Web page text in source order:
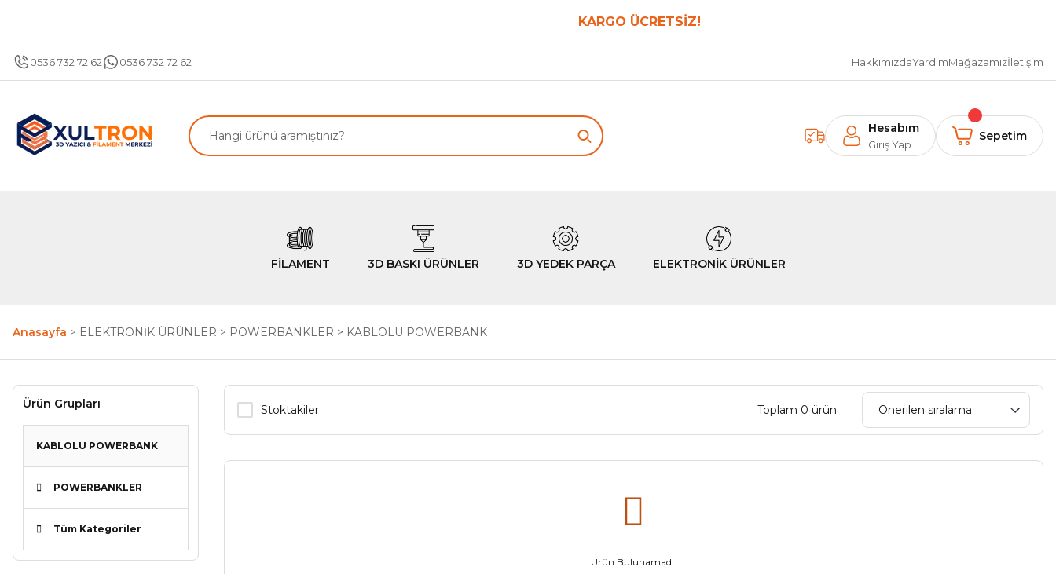
KARGO ÜCRETSİZ!
0536 732 72 62 0536 732 72 62 HakkımızdaYardımMağazamızİletişim
Hesabım
Giriş Yap
Sepetim
FİLAMENT 3D BASKI ÜRÜNLER 3D YEDEK PARÇA ELEKTRONİK ÜRÜNLER
Anasayfa ELEKTRONİK ÜRÜNLER POWERBANKLER KABLOLU POWERBANK
Ürün Grupları
KABLOLU POWERBANK
POWERBANKLER
Tüm Kategoriler
Stoktakiler Toplam 0 ürün
Ürün Bulunamadı.